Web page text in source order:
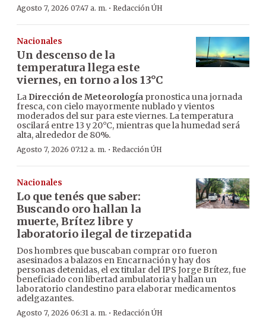
Agosto 7, 2026 07:47 a. m. · Redacción ÚH
Nacionales
Un descenso de la
temperatura llega este
viernes, en torno a los 13°C
La Dirección de Meteorología pronostica una jornada
fresca, con cielo mayormente nublado y vientos
moderados del sur para este viernes. La temperatura
oscilará entre 13 y 20°C, mientras que la humedad será
alta, alrededor de 80%.
Agosto 7, 2026 07:12 a. m. · Redacción ÚH
Nacionales
Lo que tenés que saber:
Buscando oro hallan la
muerte, Brítez libre y
laboratorio ilegal de tirzepatida
Dos hombres que buscaban comprar oro fueron
asesinados a balazos en Encarnación y hay dos
personas detenidas, el ex titular del IPS Jorge Brítez, fue
beneficiado con libertad ambulatoria y hallan un
laboratorio clandestino para elaborar medicamentos
adelgazantes.
Agosto 7, 2026 06:31 a. m. · Redacción ÚH